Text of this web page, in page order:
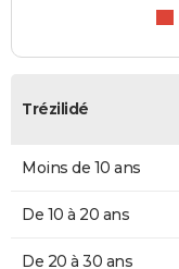
Trézilidé
Moins de 10 ans
De 10 à 20 ans
De 20 à 30 ans